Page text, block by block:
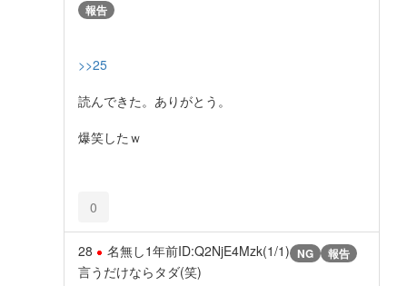
報告
>>25
読んできた。ありがとう。
爆笑したｗ
0
28 名無し1年前ID:Q2NjE4Mzk(1/1) NG 報告
言うだけならタダ(笑)